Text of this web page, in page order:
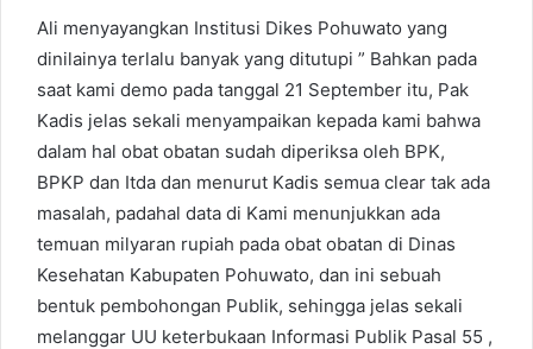
Ali menyayangkan Institusi Dikes Pohuwato yang
dinilainya terlalu banyak yang ditutupi ” Bahkan pada
saat kami demo pada tanggal 21 September itu, Pak
Kadis jelas sekali menyampaikan kepada kami bahwa
dalam hal obat obatan sudah diperiksa oleh BPK,
BPKP dan Itda dan menurut Kadis semua clear tak ada
masalah, padahal data di Kami menunjukkan ada
temuan milyaran rupiah pada obat obatan di Dinas
Kesehatan Kabupaten Pohuwato, dan ini sebuah
bentuk pembohongan Publik, sehingga jelas sekali
melanggar UU keterbukaan Informasi Publik Pasal 55 ,